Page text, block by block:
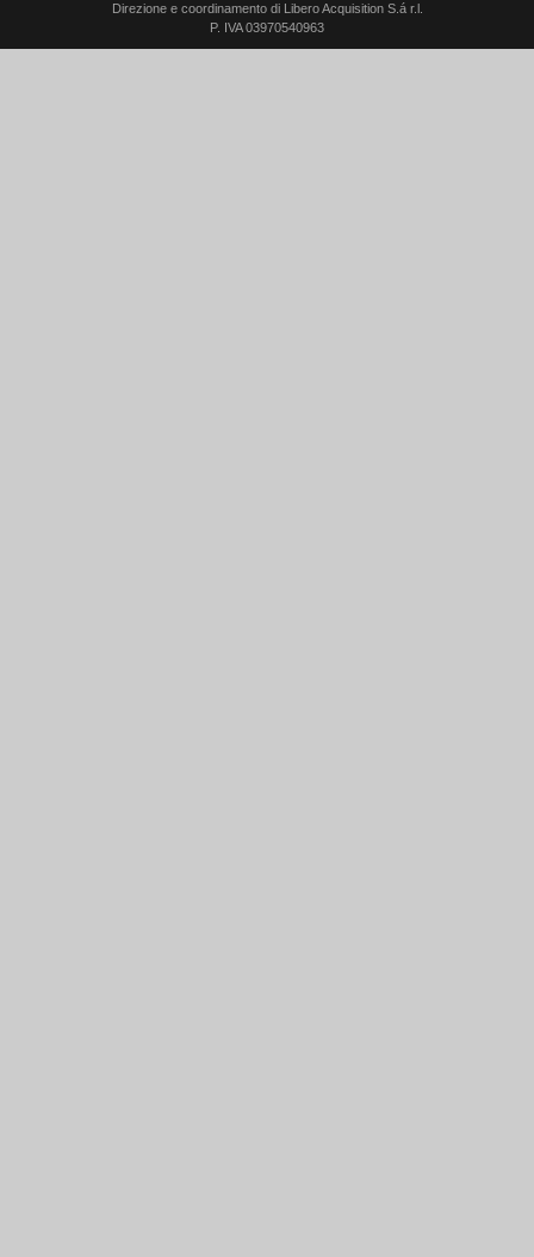
Direzione e coordinamento di Libero Acquisition S.á r.l.
P. IVA 03970540963